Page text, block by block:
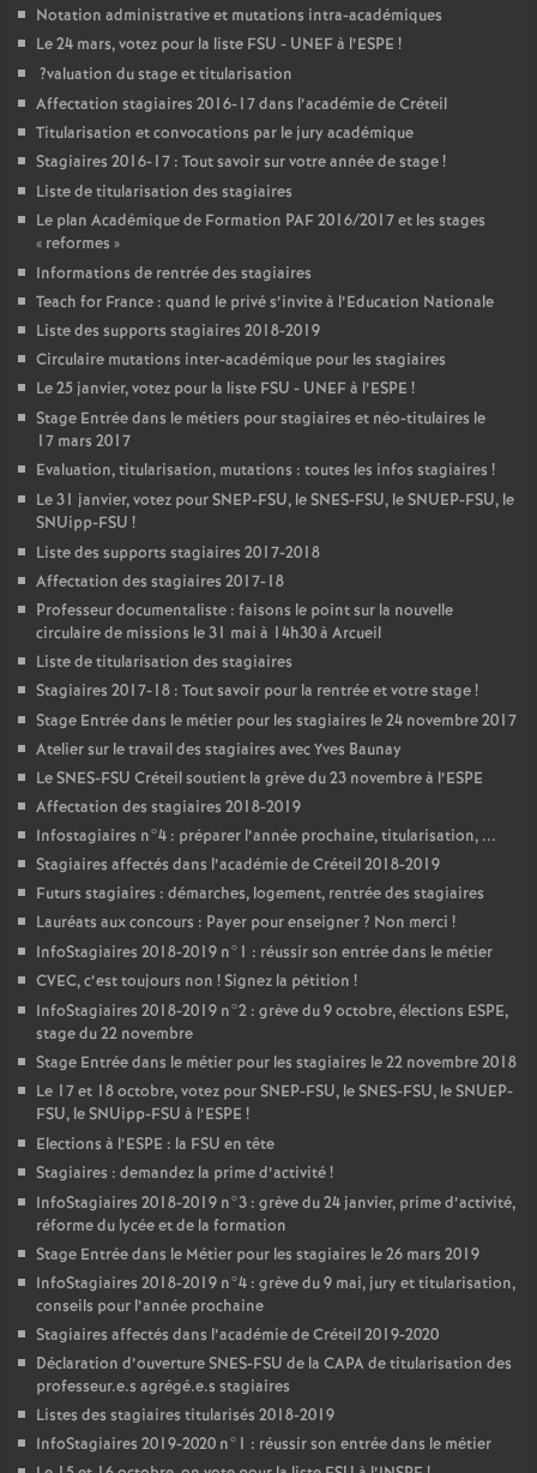
Notation administrative et mutations intra-académiques
Le 24 mars, votez pour la liste FSU - UNEFà l’ESPE !
?valuation du stage et titularisation
Affectation stagiaires 2016-17 dans l’académie de Créteil
Titularisation et convocations par le jury académique
Stagiaires 2016-17 : Tout savoir sur votre année de stage!
Liste de titularisation des stagiaires
Le plan Académique de Formation PAF2016/2017 et les stages
« reformes »
Informations de rentrée des stagiaires
Teach for France : quand le privé s’invite à l’Education Nationale
Liste des supports stagiaires 2018-2019
Circulaire mutations inter-académique pour les stagiaires
Le 25 janvier, votez pour la liste FSU - UNEFà l’ESPE !
Stage Entrée dans le métiers pour stagiaires et néo-titulaires le
17 mars 2017
Evaluation, titularisation, mutations : toutes les infos stagiaires !
Le 31 janvier, votez pourSNEP-FSU, leSNES-FSU, leSNUEP-FSU, le
SNUipp-FSU !
Liste des supports stagiaires 2017-2018
Affectation des stagiaires 2017-18
Professeur documentaliste : faisons le point sur la nouvelle
circulaire de missions le 31 mai à 14h30 à Arcueil
Liste de titularisation des stagiaires
Stagiaires 2017-18 : Tout savoir pour la rentrée et votre stage!
Stage Entrée dans le métier pour les stagiaires le 24 novembre 2017
Atelier sur le travail des stagiaires avec Yves Baunay
LeSNES-FSU Créteil soutient la grève du 23 novembre à l’ESPE
Affectation des stagiaires 2018-2019
Infostagiaires n°4 : préparer l’année prochaine, titularisation, ...
Stagiaires affectés dans l’académie de Créteil 2018-2019
Futurs stagiaires : démarches, logement, rentrée des stagiaires
Lauréats aux concours : Payer pour enseigner? Non merci !
InfoStagiaires 2018-2019 n°1 : réussir son entrée dans le métier
CVEC, c’est toujours non ! Signez la pétition !
InfoStagiaires 2018-2019 n°2 : grève du 9 octobre, élections ESPE,
stage du 22 novembre
Stage Entrée dans le métier pour les stagiaires le 22 novembre 2018
Le 17 et 18 octobre, votez pourSNEP-FSU, leSNES-FSU, leSNUEP-
FSU, le SNUipp-FSU à l’ESPE !
Elections à l’ESPE : la FSU en tête
Stagiaires : demandez la prime d’activité!
InfoStagiaires 2018-2019 n°3 : grève du 24 janvier, prime d’activité,
réforme du lycée et de la formation
Stage Entrée dans le Métier pour les stagiaires le 26 mars 2019
InfoStagiaires 2018-2019 n°4 : grève du 9 mai, jury et titularisation,
conseils pour l’année prochaine
Stagiaires affectés dans l’académie de Créteil 2019-2020
Déclaration d’ouvertureSNES-FSU de la CAPAde titularisation des
professeur.e.s agrégé.e.s stagiaires
Listes des stagiaires titularisés 2018-2019
InfoStagiaires 2019-2020 n°1 : réussir son entrée dans le métier